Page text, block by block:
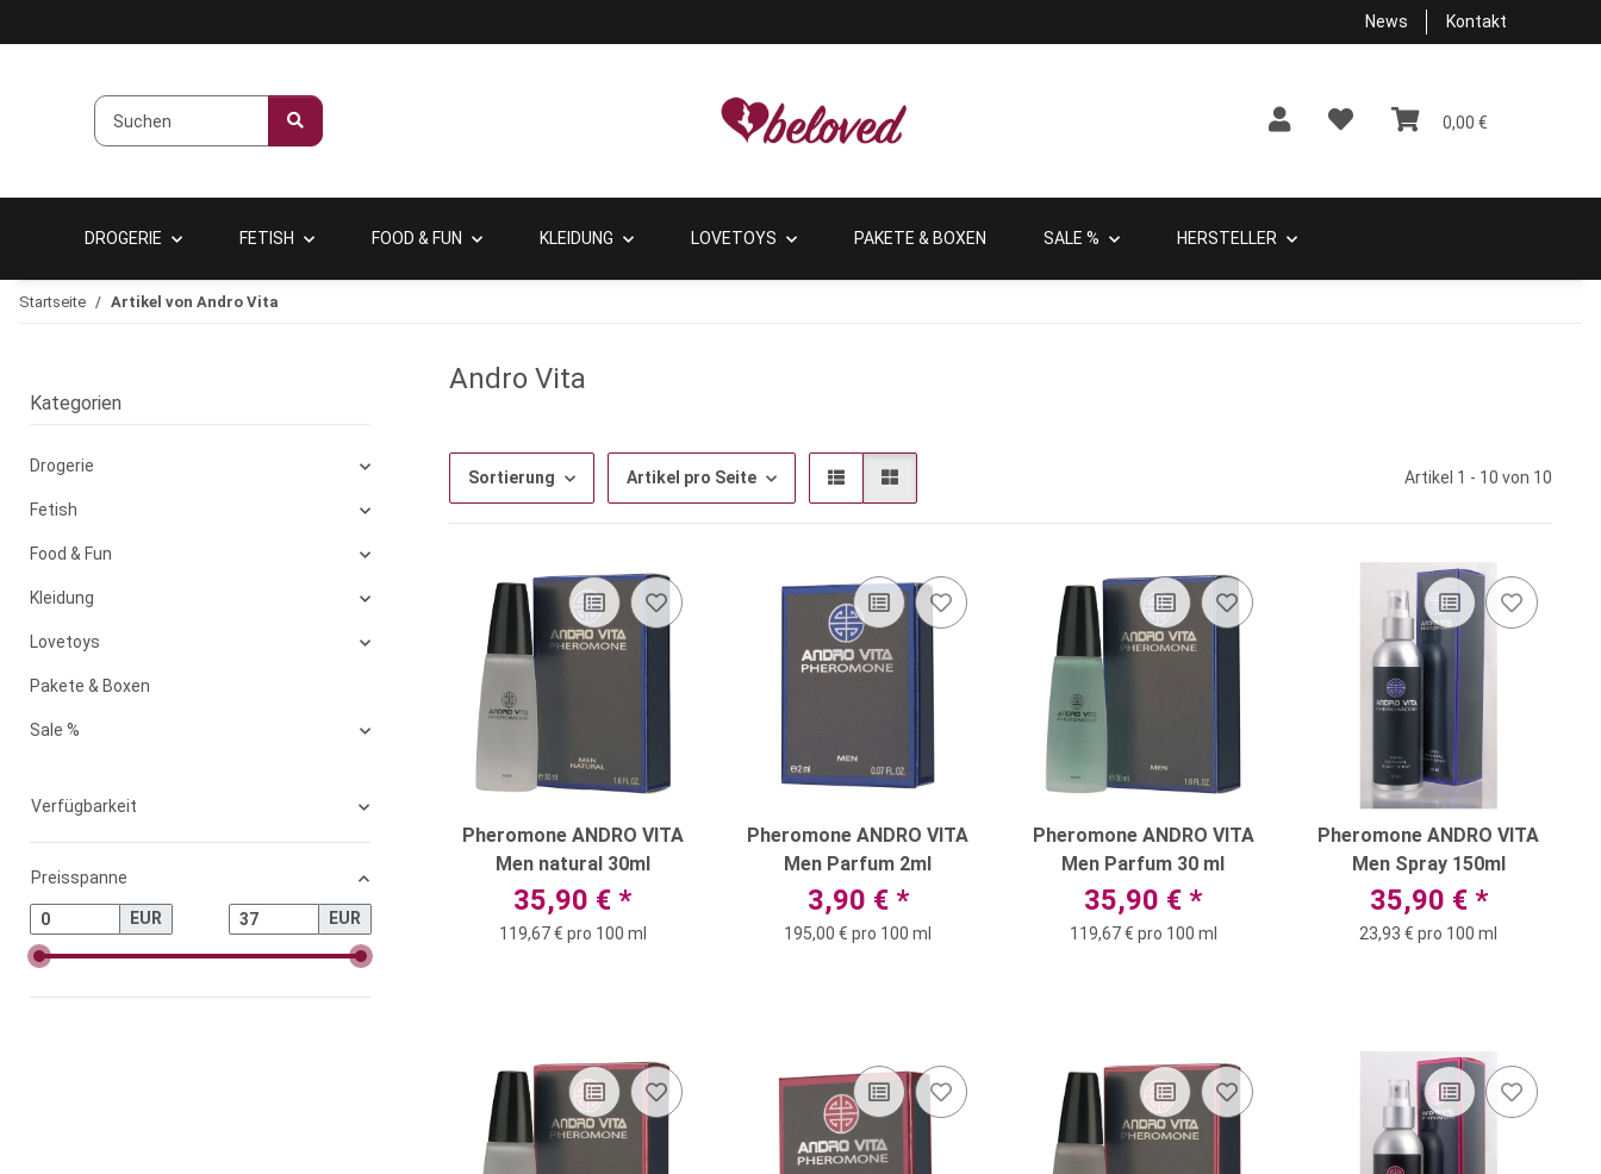
News Kontakt
0,00 €
DROGERIE FETISH FOOD & FUN KLEIDUNG LOVETOYS PAKETE & BOXEN SALE % HERSTELLER
Startseite Artikel von Andro Vita
Andro Vita
Sortierung Artikel pro Seite Artikel 1 - 10 von 10
Pheromone ANDRO VITA
Men natural 30ml
35,90 € *
119,67 € pro 100 ml
Pheromone ANDRO VITA
Men Parfum 2ml
3,90 € *
195,00 € pro 100 ml
Pheromone ANDRO VITA
Men Parfum 30 ml
35,90 € *
119,67 € pro 100 ml
Pheromone ANDRO VITA
Men Spray 150ml
35,90 € *
23,93 € pro 100 ml
Kategorien
Drogerie
Fetish
Food & Fun
Kleidung
Lovetoys
Pakete & Boxen
Sale %
Verfügbarkeit
Preisspanne
EUR EUR